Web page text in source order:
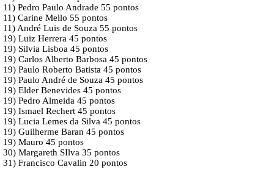
11) Pedro Paulo Andrade 55 pontos
11) Carine Mello 55 pontos
11) André Luis de Souza 55 pontos
19) Luiz Herrera 45 pontos
19) Silvia Lisboa 45 pontos
19) Carlos Alberto Barbosa 45 pontos
19) Paulo Roberto Batista 45 pontos
19) Paulo André de Souza 45 pontos
19) Elder Benevides 45 pontos
19) Pedro Almeida 45 pontos
19) Ismael Rechert 45 pontos
19) Lucia Lemes da Silva 45 pontos
19) Guilherme Baran 45 pontos
19) Mauro 45 pontos
30) Margareth SIlva 35 pontos
31) Francisco Cavalin 20 pontos